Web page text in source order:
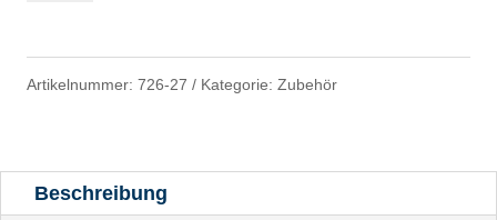
G1/2"
AG
Artikelnummer: 726-27 Kategorie: Zubehör
Beschreibung